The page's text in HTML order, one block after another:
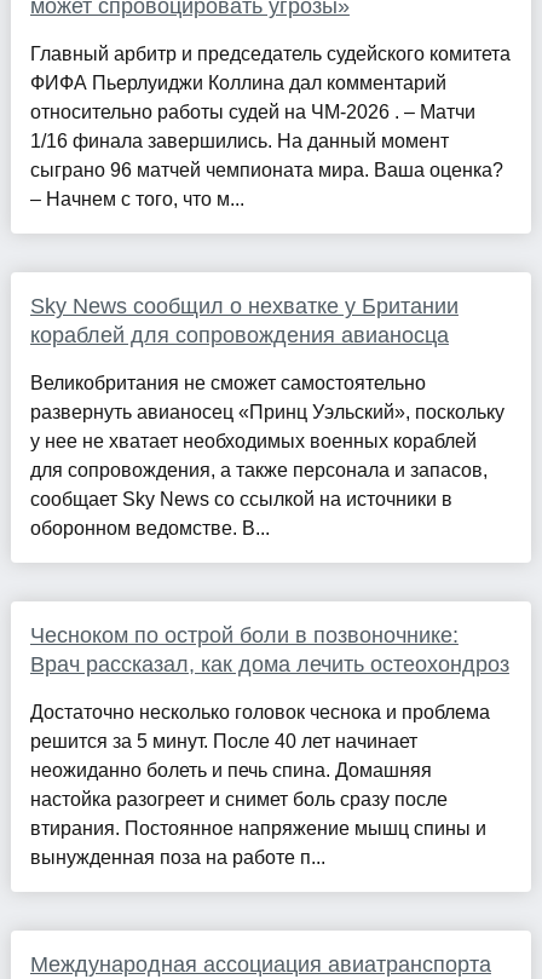
может спровоцировать угрозы»
Главный арбитр и председатель судейского комитета
ФИФА Пьерлуиджи Коллина дал комментарий
относительно работы судей на ЧМ-2026 . – Матчи
1/16 финала завершились. На данный момент
сыграно 96 матчей чемпионата мира. Ваша оценка?
– Начнем с того, что м...
Sky News сообщил о нехватке у Британии
кораблей для сопровождения авианосца
Великобритания не сможет самостоятельно
развернуть авианосец «Принц Уэльский», поскольку
у нее не хватает необходимых военных кораблей
для сопровождения, а также персонала и запасов,
сообщает Sky News со ссылкой на источники в
оборонном ведомстве. В...
Чесноком по острой боли в позвоночнике:
Врач рассказал, как дома лечить остеохондроз
Достаточно несколько головок чеснока и проблема
решится за 5 минут. После 40 лет начинает
неожиданно болеть и печь спина. Домашняя
настойка разогреет и снимет боль сразу после
втирания. Постоянное напряжение мышц спины и
вынужденная поза на работе п...
Международная ассоциация авиатранспорта